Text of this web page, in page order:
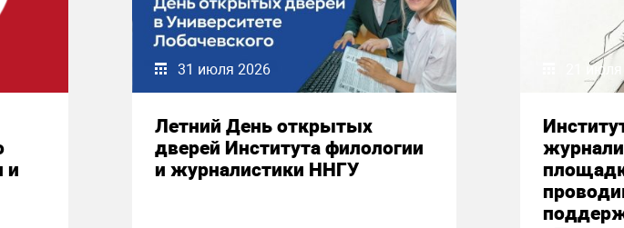
и
31 июля 2026
Летний День открытых
дверей Института филологии
и журналистики ННГУ
21